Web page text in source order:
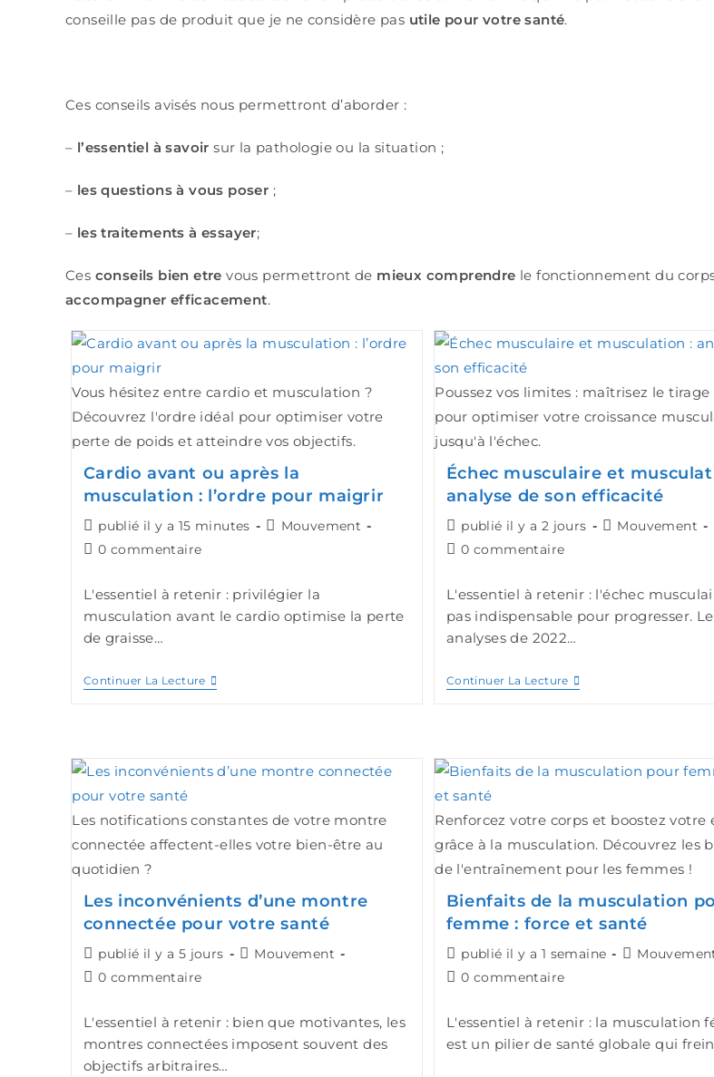
conseille pas de produit que je ne considère pas utile pour votre santé.
Ces conseils avisés nous permettront d’aborder :
– l’essentiel à savoirsur la pathologie ou la situation ;
– les questions à vous poser ;
– les traitements à essayer;
Ces conseils bien etre vous permettront de mieux comprendre le fonctionnement du
accompagner efficacement.
Vous hésitez entre cardio et musculation ?
Découvrez l'ordre idéal pour optimiser votre
perte de poids et atteindre vos objectifs.
Cardio avant ou après la
musculation : l’ordre pour maigrir
publié il y a 15 minutes
Mouvement
0 commentaire
L'essentiel à retenir : privilégier la
musculation avant le cardio optimise la perte
de graisse…
Continuer La Lecture
Poussez vos limites : maîtrisez le
pour optimiser votre croissance
jusqu'à l'échec.
Échec musculaire et
analyse de son efficacité
publié il y a 2 jours
Mouvement
0 commentaire
L'essentiel à retenir : l'échec
pas indispensable pour progresser.
analyses de 2022…
Continuer La Lecture
Les notifications constantes de votre montre
connectée affectent-elles votre bien-être au
quotidien ?
Les inconvénients d’une montre
connectée pour votre santé
publié il y a 5 jours
Mouvement
0 commentaire
L'essentiel à retenir : bien que motivantes, les
montres connectées imposent souvent des
objectifs arbitraires…
Renforcez votre corps et boostez votre
grâce à la musculation. Découvrez les
de l'entraînement pour les femmes !
Bienfaits de la musculation
femme : force et santé
publié il y a 1 semaine
0 commentaire
L'essentiel à retenir : la musculation
est un pilier de santé globale qui